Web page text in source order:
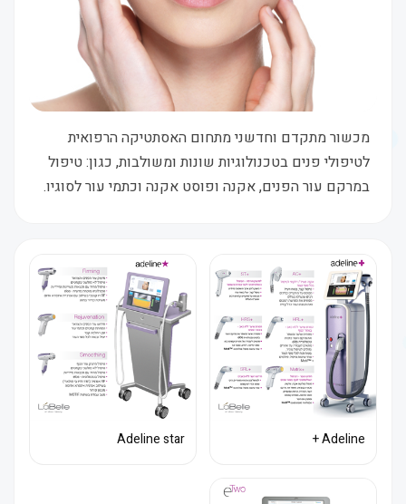
מכשור מתקדם וחדשני מתחום האסתטיקה הרפואית
לטיפולי פנים בטכנולוגיות שונות ומשולבות, כגון: טיפול
במרקם עור הפנים, אקנה ופוסט אקנה וכתמי עור לסוגיו.
Adeline +
Adeline star